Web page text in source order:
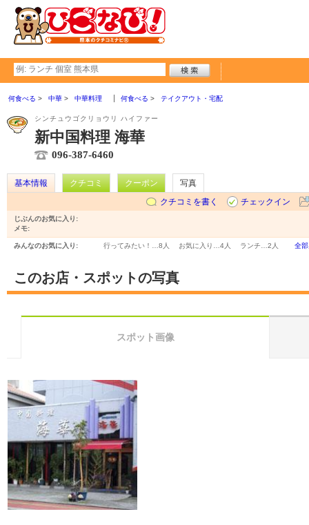
何食べる 中華 中華料理 何食べる テイクアウト・宅配
シンチュウゴクリョウリ ハイファー
新中国料理 海華
096-387-6460
基本情報 クチコミ クーポン
写真
クチコミを書く
チェックイン
じぶんのお気に入り:
メモ:
みんなのお気に入り: 行ってみたい！… 8人 お気に入り… 4人 ランチ… 2人 全
このお店・スポットの写真
スポット画像